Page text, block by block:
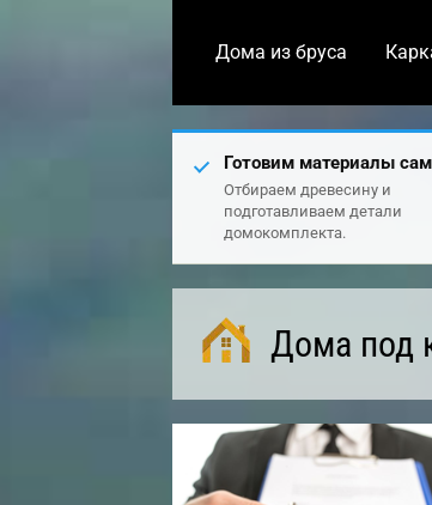
Дома из бруса
Готовим материалы
Отбираем древесину и
подготавливаем детали
домокомплекта.
Дома под